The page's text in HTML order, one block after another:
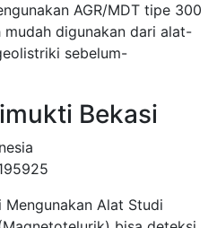
AGR/MDT tipe 300
digunakan dari alat-
sebelum-
Bekasi
Alat Studi